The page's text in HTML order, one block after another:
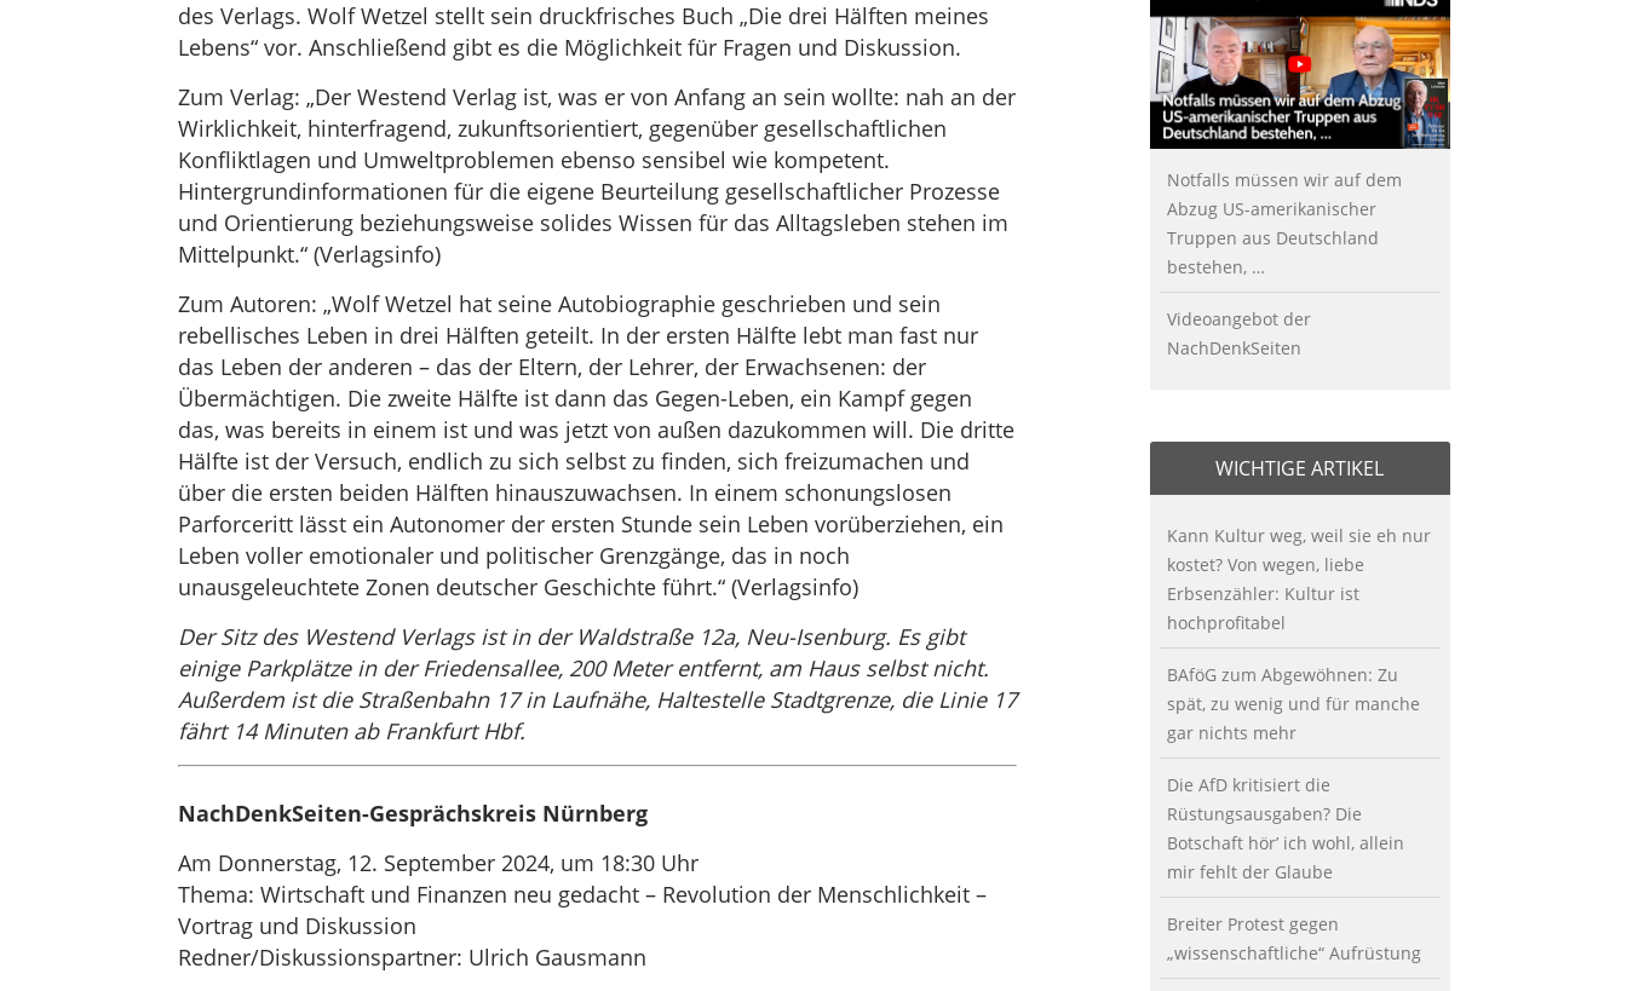
des Verlags. Wolf Wetzel stellt sein druckfrisches Buch „Die drei Hälften meines
Lebens“ vor. Anschließend gibt es die Möglichkeit für Fragen und Diskussion.
Zum Verlag: „Der Westend Verlag ist, was er von Anfang an sein wollte: nah an der
Wirklichkeit, hinterfragend, zukunftsorientiert, gegenüber gesellschaftlichen
Konfliktlagen und Umweltproblemen ebenso sensibel wie kompetent.
Hintergrundinformationen für die eigene Beurteilung gesellschaftlicher Prozesse
und Orientierung beziehungsweise solides Wissen für das Alltagsleben stehen im
Mittelpunkt.“ (Verlagsinfo)
Zum Autoren: „Wolf Wetzel hat seine Autobiographie geschrieben und sein
rebellisches Leben in drei Hälften geteilt. In der ersten Hälfte lebt man fast nur
das Leben der anderen – das der Eltern, der Lehrer, der Erwachsenen: der
Übermächtigen. Die zweite Hälfte ist dann das Gegen-Leben, ein Kampf gegen
das, was bereits in einem ist und was jetzt von außen dazukommen will. Die dritte
Hälfte ist der Versuch, endlich zu sich selbst zu finden, sich freizumachen und
über die ersten beiden Hälften hinauszuwachsen. In einem schonungslosen
Parforceritt lässt ein Autonomer der ersten Stunde sein Leben vorüberziehen, ein
Leben voller emotionaler und politischer Grenzgänge, das in noch
unausgeleuchtete Zonen deutscher Geschichte führt.“ (Verlagsinfo)
Der Sitz des Westend Verlags ist in der Waldstraße 12a, Neu-Isenburg. Es gibt
einige Parkplätze in der Friedensallee, 200 Meter entfernt, am Haus selbst nicht.
Außerdem ist die Straßenbahn 17 in Laufnähe, Haltestelle Stadtgrenze, die Linie 17
fährt 14 Minuten ab Frankfurt Hbf.
NachDenkSeiten-Gesprächskreis Nürnberg
Am Donnerstag, 12. September 2024, um 18:30 Uhr
Thema: Wirtschaft und Finanzen neu gedacht – Revolution der Menschlichkeit –
Vortrag und Diskussion
Redner/Diskussionspartner: Ulrich Gausmann
Notfalls müssen wir auf dem
Abzug US-amerikanischer
Truppen aus Deutschland
bestehen, …
Videoangebot der
NachDenkSeiten
WICHTIGE ARTIKEL
Kann Kultur weg, weil sie eh nur
kostet? Von wegen, liebe
Erbsenzähler: Kultur ist
hochprofitabel
BAföG zum Abgewöhnen: Zu
spät, zu wenig und für manche
gar nichts mehr
Die AfD kritisiert die
Rüstungsausgaben? Die
Botschaft hör’ ich wohl, allein
mir fehlt der Glaube
Breiter Protest gegen
„wissenschaftliche“ Aufrüstung